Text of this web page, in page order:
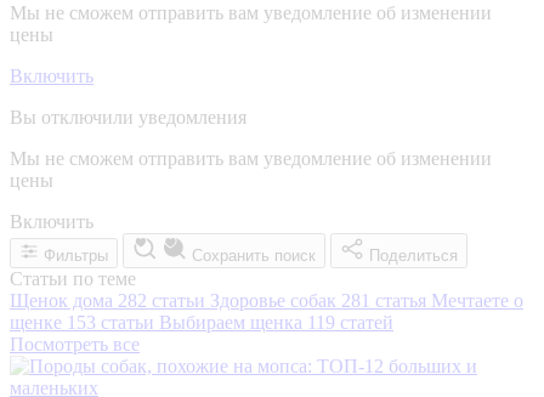
Мы не сможем отправить вам уведомление об изменении
цены
Включить
Вы отключили уведомления
Мы не сможем отправить вам уведомление об изменении
цены
Включить
Фильтры Сохранить поиск Поделиться
Статьи по теме
Щенок дома 282 статьи Здоровье собак 281 статья Мечтаете о
щенке 153 статьи Выбираем щенка 119 статей
Посмотреть все